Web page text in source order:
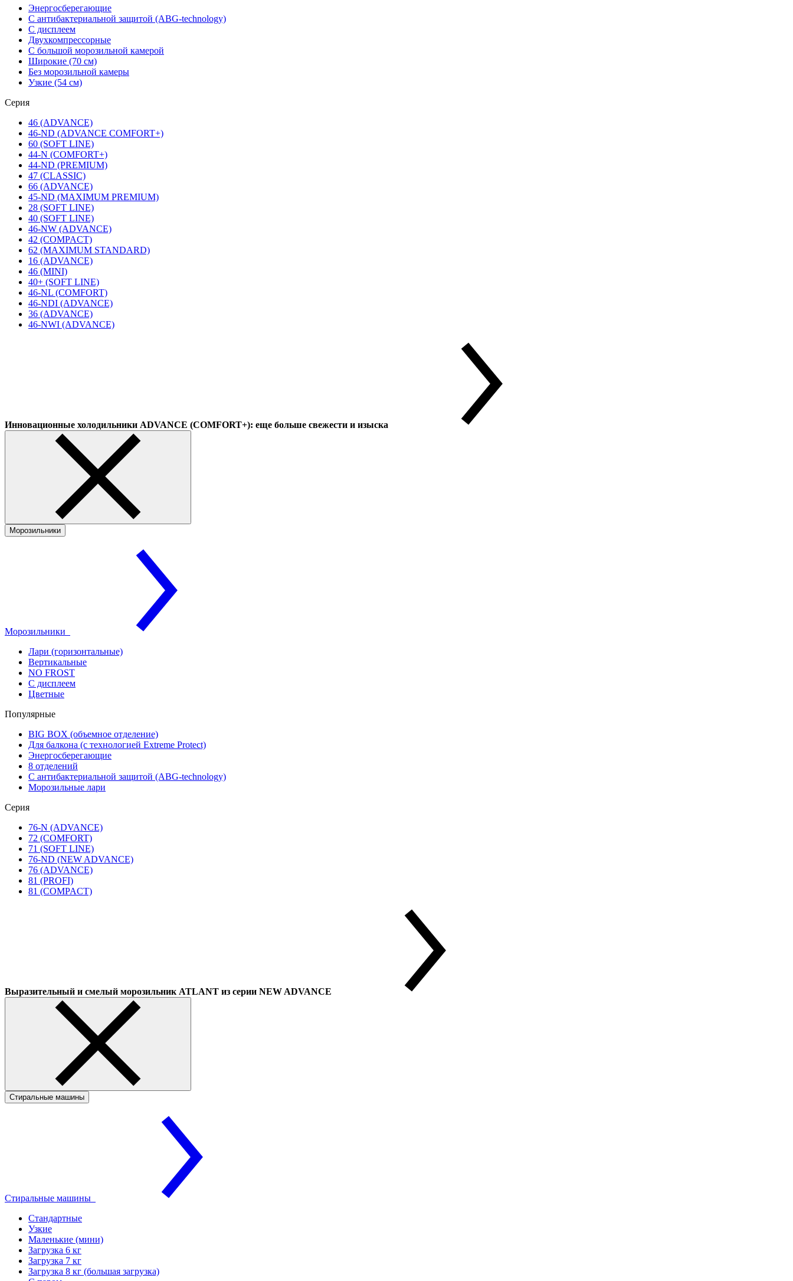
Энергосберегающие
С антибактериальной защитой (ABG-technology)
С дисплеем
Двухкомпрессорные
С большой морозильной камерой
Широкие (70 см)
Без морозильной камеры
Узкие (54 см)
Серия
46 (ADVANCE)
46-ND (ADVANCE COMFORT+)
60 (SOFT LINE)
44-N (COMFORT+)
44-ND (PREMIUM)
47 (CLASSIC)
66 (ADVANCE)
45-ND (MAXIMUM PREMIUM)
28 (SOFT LINE)
40 (SOFT LINE)
46-NW (ADVANCE)
42 (COMPACT)
62 (MAXIMUM STANDARD)
16 (ADVANCE)
46 (MINI)
40+ (SOFT LINE)
46-NL (COMFORT)
46-NDI (ADVANCE)
36 (ADVANCE)
46-NWI (ADVANCE)
Инновационные холодильники ADVANCE (COMFORT+): еще больше свежести и изыска
Морозильники
Морозильники
Лари (горизонтальные)
Вертикальные
NO FROST
С дисплеем
Цветные
Популярные
BIG BOX (объемное отделение)
Для балкона (с технологией Extreme Protect)
Энергосберегающие
8 отделений
С антибактериальной защитой (ABG-technology)
Морозильные лари
Серия
76-N (ADVANCE)
72 (COMFORT)
71 (SOFT LINE)
76-ND (NEW ADVANCE)
76 (ADVANCE)
81 (PROFI)
81 (COMPACT)
Выразительный и смелый морозильник ATLANT из серии NEW ADVANCE
Стиральные машины
Стиральные машины
Стандартные
Узкие
Маленькие (мини)
Загрузка 6 кг
Загрузка 7 кг
Загрузка 8 кг (большая загрузка)